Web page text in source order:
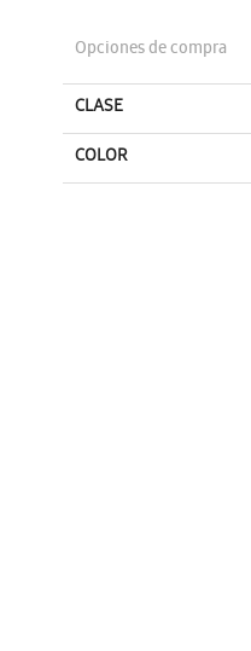
Opciones de compra
CLASE
COLOR